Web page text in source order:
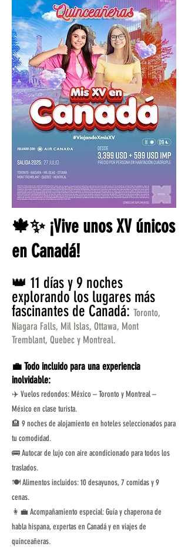
🍁✨ ¡Vive unos XV únicos
en Canadá!
👑 11 días y 9 noches
explorando los lugares más
fascinantes de Canadá: Toronto,
Niagara Falls, Mil Islas, Ottawa, Mont
Tremblant, Quebec y Montreal.
💼 Todo incluido para una experiencia
inolvidable:
✈️ Vuelos redondos: México – Toronto y Montreal –
México en clase turista.
🏨 9 noches de alojamiento en hoteles seleccionados para
tu comodidad.
🚌 Autocar de lujo con aire acondicionado para todos los
traslados.
🍽️ Alimentos incluidos: 10 desayunos, 7 comidas y 9
cenas.
👩‍💼 Acompañamiento especial: Guía y chaperona de
habla hispana, expertas en Canadá y en viajes de
quinceañeras.